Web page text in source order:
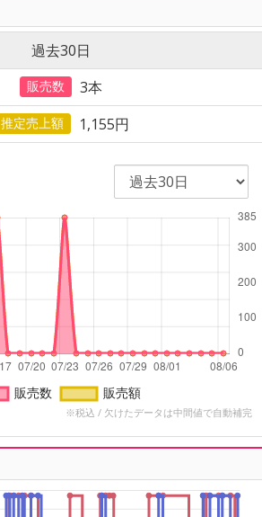
過去30日
販売数 3本
推定売上額 1,155円
※税込 / 欠けたデータは中間値で自動補完